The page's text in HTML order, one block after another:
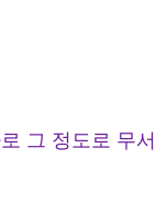
그 정도로 무서